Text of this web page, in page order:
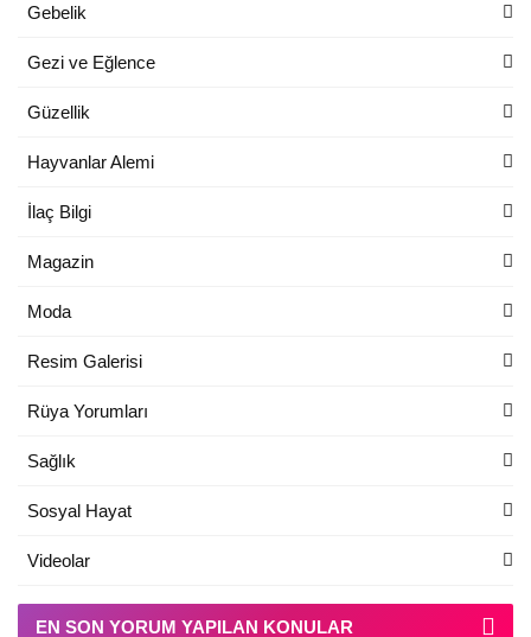
Gebelik
Gezi ve Eğlence
Güzellik
Hayvanlar Alemi
İlaç Bilgi
Magazin
Moda
Resim Galerisi
Rüya Yorumları
Sağlık
Sosyal Hayat
Videolar
EN SON YORUM YAPILAN KONULAR